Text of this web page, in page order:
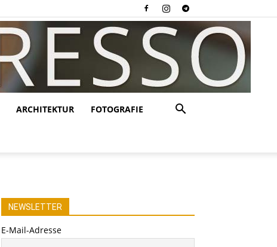
ARCHITEKTUR FOTOGRAFIE
NEWSLETTER
E-Mail-Adresse